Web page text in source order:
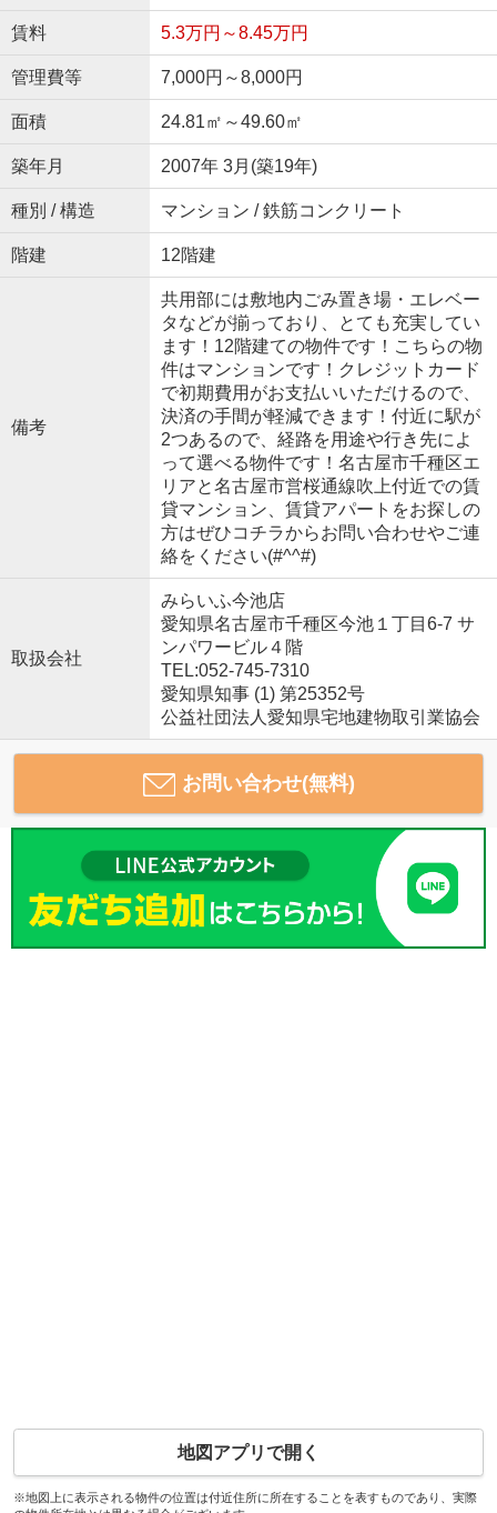
賃料 5.3万円～8.45万円
管理費等 7,000円～8,000円
面積 24.81㎡～49.60㎡
築年月 2007年 3月(築19年)
種別 / 構造 マンション / 鉄筋コンクリート
階建 12階建
備考
共用部には敷地内ごみ置き場・エレベー
タなどが揃っており、とても充実してい
ます！12階建ての物件です！こちらの物
件はマンションです！クレジットカード
で初期費用がお支払いいただけるので、
決済の手間が軽減できます！付近に駅が
2つあるので、経路を用途や行き先によ
って選べる物件です！名古屋市千種区エ
リアと名古屋市営桜通線吹上付近での賃
貸マンション、賃貸アパートをお探しの
方はぜひコチラからお問い合わせやご連
絡をください(#^^#)
取扱会社
みらいふ今池店
愛知県名古屋市千種区今池１丁目6-7 サ
ンパワービル４階
TEL:052-745-7310
愛知県知事 (1) 第25352号
公益社団法人愛知県宅地建物取引業協会
お問い合わせ(無料)
地図アプリで開く
※地図上に表示される物件の位置は付近住所に所在することを表すものであり、実際